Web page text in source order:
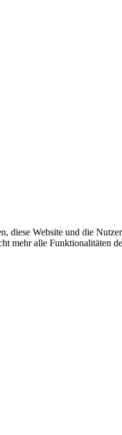
diese Website und die
mehr alle Funktionalitäten